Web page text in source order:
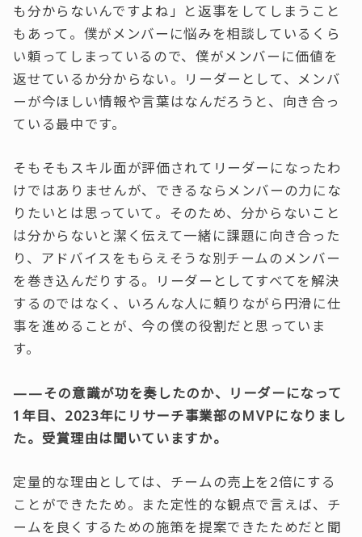
も分からないんですよね」と返事をしてしまうこと
もあって。僕がメンバーに悩みを相談しているくら
い頼ってしまっているので、僕がメンバーに価値を
返せているか分からない。リーダーとして、メンバ
ーが今ほしい情報や言葉はなんだろうと、向き合っ
ている最中です。
そもそもスキル面が評価されてリーダーになったわ
けではありませんが、できるならメンバーの力にな
りたいとは思っていて。そのため、分からないこと
は分からないと潔く伝えて一緒に課題に向き合った
り、アドバイスをもらえそうな別チームのメンバー
を巻き込んだりする。リーダーとしてすべてを解決
するのではなく、いろんな人に頼りながら円滑に仕
事を進めることが、今の僕の役割だと思っていま
す。
——その意識が功を奏したのか、リーダーになって
1年目、2023年にリサーチ事業部のMVPになりまし
た。受賞理由は聞いていますか。
定量的な理由としては、チームの売上を2倍にする
ことができたため。また定性的な観点で言えば、チ
ームを良くするための施策を提案できたためだと聞